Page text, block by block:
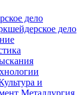
дело
дело
и
Металлургия